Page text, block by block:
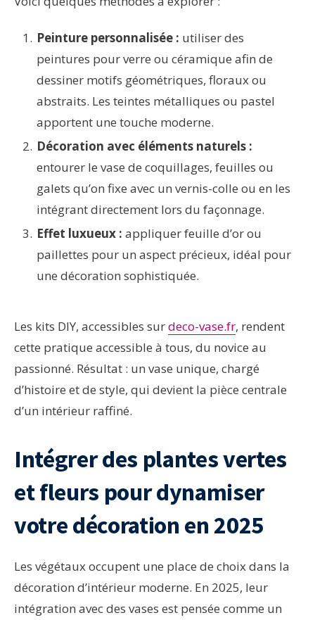
Peinture personnalisée : utiliser des
peintures pour verre ou céramique afin de
dessiner motifs géométriques, floraux ou
abstraits. Les teintes métalliques ou pastel
apportent une touche moderne.
Décoration avec éléments naturels :
entourer le vase de coquillages, feuilles ou
galets qu’on fixe avec un vernis-colle ou en les
intégrant directement lors du façonnage.
Effet luxueux : appliquer feuille d’or ou
paillettes pour un aspect précieux, idéal pour
une décoration sophistiquée.
Les kits DIY, accessibles surdeco-vase.fr, rendent
cette pratique accessible à tous, du novice au
passionné. Résultat : un vase unique, chargé
d’histoire et de style, qui devient la pièce centrale
d’un intérieur raffiné.
Intégrer des plantes vertes
et fleurs pour dynamiser
votre décoration en 2025
Les végétaux occupent une place de choix dans la
décoration d’intérieur moderne. En 2025, leur
intégration avec des vases est pensée comme un